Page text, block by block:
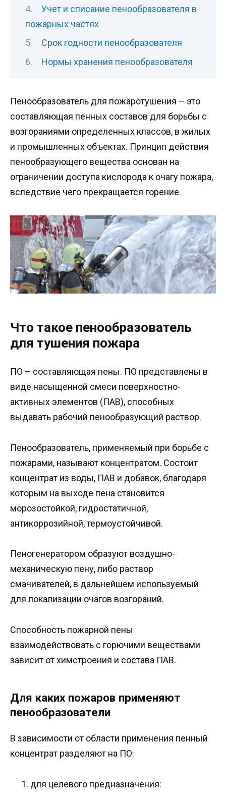
Учет и списание пенообразователя в
пожарных частях
Срок годности пенообразователя
Нормы хранения пенообразователя
Пенообразователь для пожаротушения – это
составляющая пенных составов для борьбы с
возгораниями определенных классов, в жилых
и промышленных объектах. Принцип действия
пенообразующего вещества основан на
ограничении доступа кислорода к очагу пожара,
вследствие чего прекращается горение.
Что такое пенообразователь
для тушения пожара
ПО – составляющая пены. ПО представлены в
виде насыщенной смеси поверхностно-
активных элементов (ПАВ), способных
выдавать рабочий пенообразующий раствор.
Пенообразователь, применяемый при борьбе с
пожарами, называют концентратом. Состоит
концентрат из воды, ПАВ и добавок, благодаря
которым на выходе пена становится
морозостойкой, гидростатичной,
антикоррозийной, термоустойчивой.
Пеногенератором образуют воздушно-
механическую пену, либо раствор
смачивателей, в дальнейшем используемый
для локализации очагов возгораний.
Способность пожарной пены
взаимодействовать с горючими веществами
зависит от химстроения и состава ПАВ.
Для каких пожаров применяют
пенообразователи
В зависимости от области применения пенный
концентрат разделяют на ПО:
для целевого предназначения: